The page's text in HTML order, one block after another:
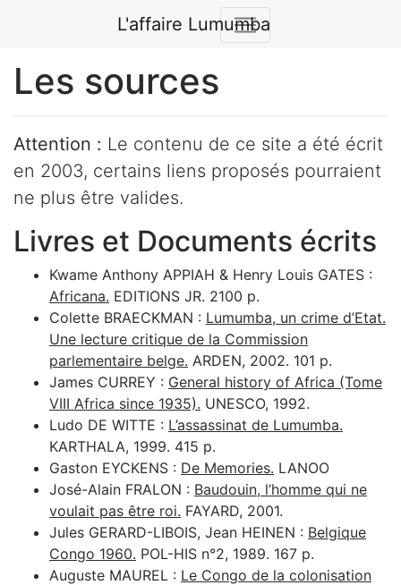
L'affaire Lumumba
Les sources
Attention : Le contenu de ce site a été écrit
en 2003, certains liens proposés pourraient
ne plus être valides.
Livres et Documents écrits
Kwame Anthony APPIAH & Henry Louis GATES :
Africana. EDITIONS JR. 2100 p.
Colette BRAECKMAN : Lumumba, un crime d’Etat.
Une lecture critique de la Commission
parlementaire belge. ARDEN, 2002. 101 p.
James CURREY : General history of Africa (Tome
VIII Africa since 1935). UNESCO, 1992.
Ludo DE WITTE : L’assassinat de Lumumba.
KARTHALA, 1999. 415 p.
Gaston EYCKENS : De Memories. LANOO
José-Alain FRALON : Baudouin, l’homme qui ne
voulait pas être roi. FAYARD, 2001.
Jules GERARD-LIBOIS, Jean HEINEN : Belgique
Congo 1960. POL-HIS n°2, 1989. 167 p.
Auguste MAUREL : Le Congo de la colonisation